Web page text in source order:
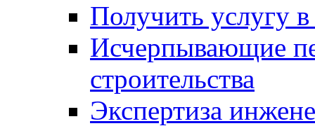
Получить услугу в
Исчерпывающие
строительства
Экспертиза